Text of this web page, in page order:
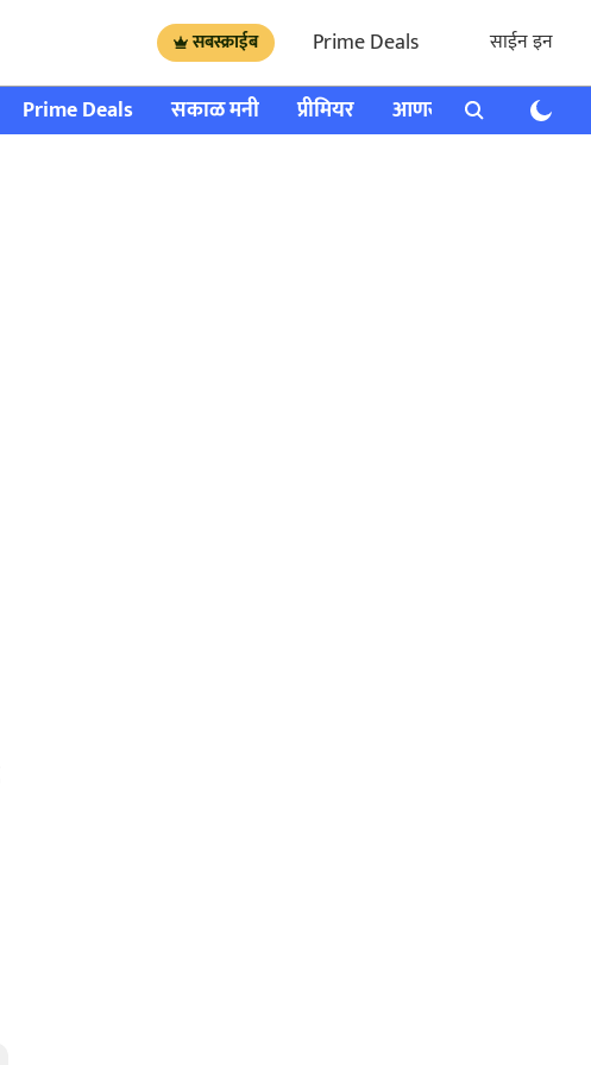
सबस्क्राईब Prime Deals साईन इन
Prime Deals सकाळ मनी प्रीमियर आणखी राशी भविष्य